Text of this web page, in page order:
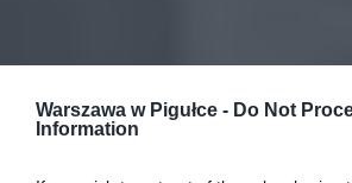
Warszawa w Pigułce - Do Not
Information